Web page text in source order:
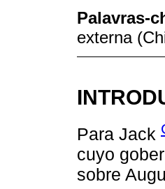
Palavras-
externa
Para Jack
cuyo
sobre